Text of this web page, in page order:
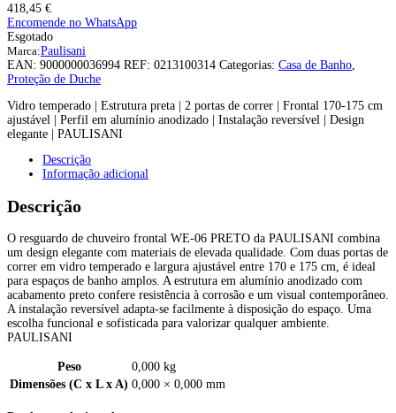
418,45 €
Encomende no WhatsApp
Esgotado
Marca:Paulisani
EAN: 9000000036994 REF: 0213100314 Categorias: Casa de Banho,
Proteção de Duche
Vidro temperado | Estrutura preta | 2 portas de correr | Frontal 170-175 cm
ajustável | Perfil em alumínio anodizado | Instalação reversível | Design
elegante | PAULISANI
Descrição
Informação adicional
Descrição
O resguardo de chuveiro frontal WE-06 PRETO da PAULISANI combina
um design elegante com materiais de elevada qualidade. Com duas portas de
correr em vidro temperado e largura ajustável entre 170 e 175 cm, é ideal
para espaços de banho amplos. A estrutura em alumínio anodizado com
acabamento preto confere resistência à corrosão e um visual contemporâneo.
A instalação reversível adapta-se facilmente à disposição do espaço. Uma
escolha funcional e sofisticada para valorizar qualquer ambiente.
PAULISANI
Peso
0,000 kg
Dimensões (C x L x A) 0,000 × 0,000 mm